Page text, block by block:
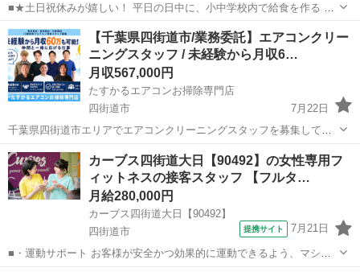
■★土日祝休みが嬉しい！ 平日の日中に、小中学校内で給食を作る 調
理のお仕事 学校内厨房での調理になるため、子ども達 から「美味しか
った」など、直接声を掛けて もらえたりするのも、この仕事の魅力で
す。 【仕事内容詳細】 ...
千葉 四街道市 栄養士
【千葉県四街道市/業務委託】エアコンクリー
ニングスタッフ / 未経験から月収6…
月収567,000円
たすかるエアコンお掃除専門店
四街道市
7月22日
千葉県四街道市エリアでエアコンクリーニングスタッフを募集してい
ます。 未経験から月収60万円も可能、業務委託のお仕事です。 ※形式
上「契約社員」を選択していますが、実態は業務委託契約となりま
す。 ■ こんな...
千葉 四街道市 その他 未経験
カーブス四街道大日【90492】の女性専用フ
ィットネスの接客スタッフ 【フルタ…
月給280,000円
カーブス四街道大日【90492】
四街道市
提携サイト 7月21日
■・運動サポート お客様が安全かつ効果的に運動できるよう、マシン
の使い方をアドバイスします。運動が初めての方や苦手な方がほとん